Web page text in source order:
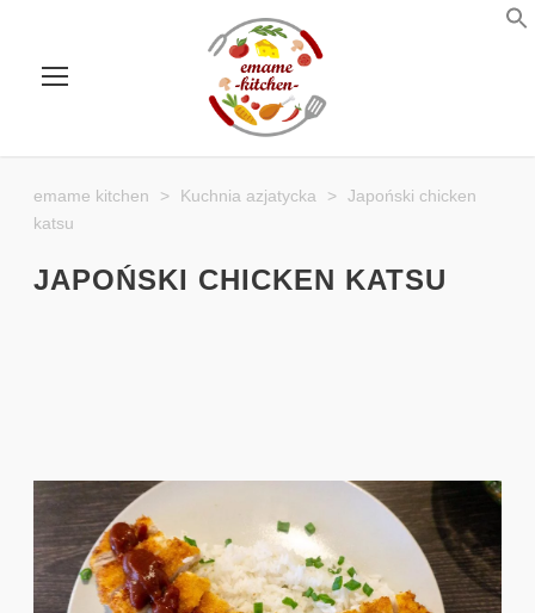
emame kitchen > Kuchnia azjatycka > Japoński chicken
katsu
JAPOŃSKI CHICKEN KATSU